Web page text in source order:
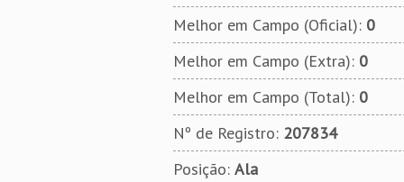
Melhor em Campo (Oficial): 0
Melhor em Campo (Extra): 0
Melhor em Campo (Total): 0
Nº de Registro: 207834
Posição: Ala